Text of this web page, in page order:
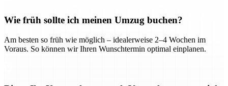
Wie früh sollte ich meinen Umzug buchen?
Am besten so früh wie möglich – idealerweise 2–4 Wochen im
Voraus. So können wir Ihren Wunschtermin optimal einplanen.